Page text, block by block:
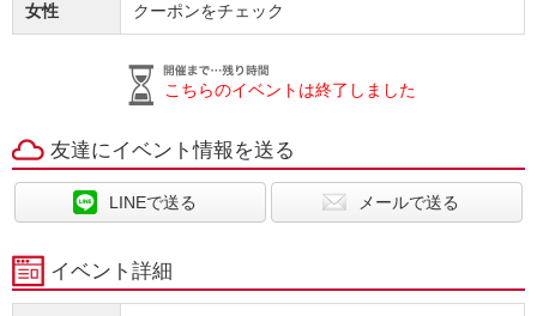
女性 クーポンをチェック
こちらのイベントは終了しました
友達にイベント情報を送る
LINEで送る メールで送る
イベント詳細